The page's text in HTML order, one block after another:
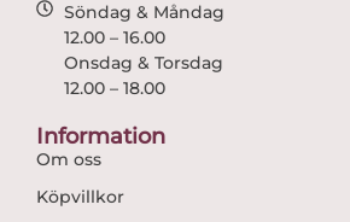
Söndag & Måndag
12.00 – 16.00
Onsdag & Torsdag
12.00 – 18.00
Information
Om oss
Köpvillkor